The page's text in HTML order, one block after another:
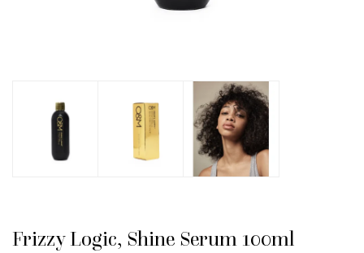
Frizzy Logic, Shine Serum 100ml